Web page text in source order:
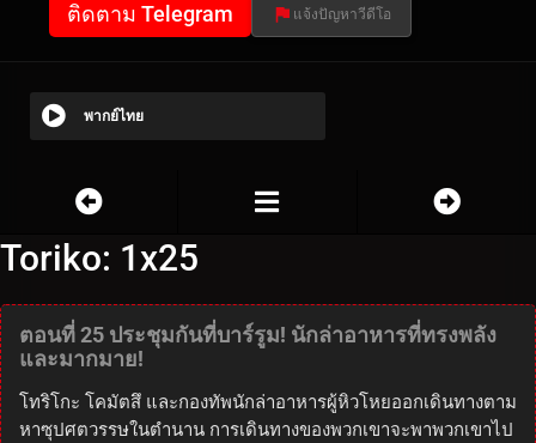
ติดตาม Telegram แจ้งปัญหาวีดีโอ
พากย์ไทย
Toriko: 1x25
ตอนที่ 25 ประชุมกันที่บาร์รูม! นักล่าอาหารที่ทรงพลัง
และมากมาย!
โทริโกะ โคมัตสึ และกองทัพนักล่าอาหารผู้หิวโหยออกเดินทางตาม
หาซุปศตวรรษในตำนาน การเดินทางของพวกเขาจะพาพวกเขาไป